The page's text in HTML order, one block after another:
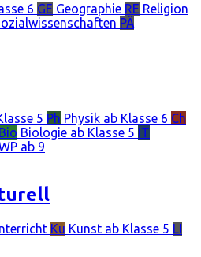
6 GE Geographie RE Religion
PÄ
5 Ph Physik ab Klasse 6 Ch
Bio Biologie ab Klasse 5 IT
ab 9
Ku Kunst ab Klasse 5 LI